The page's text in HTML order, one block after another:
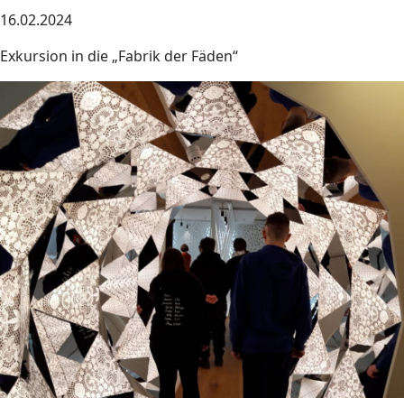
16.02.2024
Exkursion in die „Fabrik der Fäden“